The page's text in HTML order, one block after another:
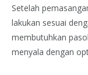
Setelah
lakukan sesuai
membutuhkan
menyala dengan